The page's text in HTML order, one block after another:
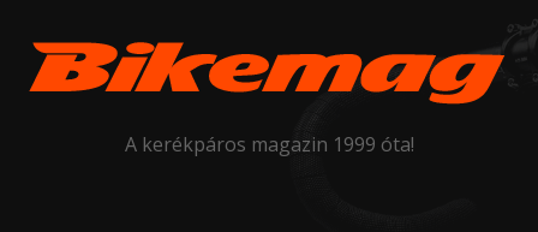
A kerékpáros magazin 1999 óta!